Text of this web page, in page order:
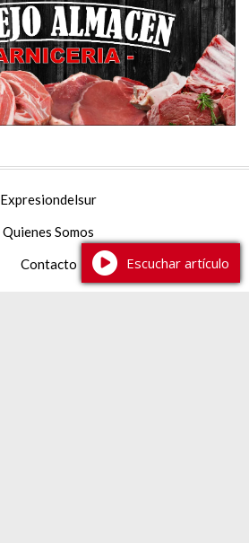
Expresiondelsur
Quienes Somos
Contacto
Escuchar artículo